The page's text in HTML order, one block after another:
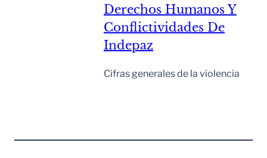
Derechos Humanos Y
Conflictividades De
Indepaz
Cifras generales de la violencia